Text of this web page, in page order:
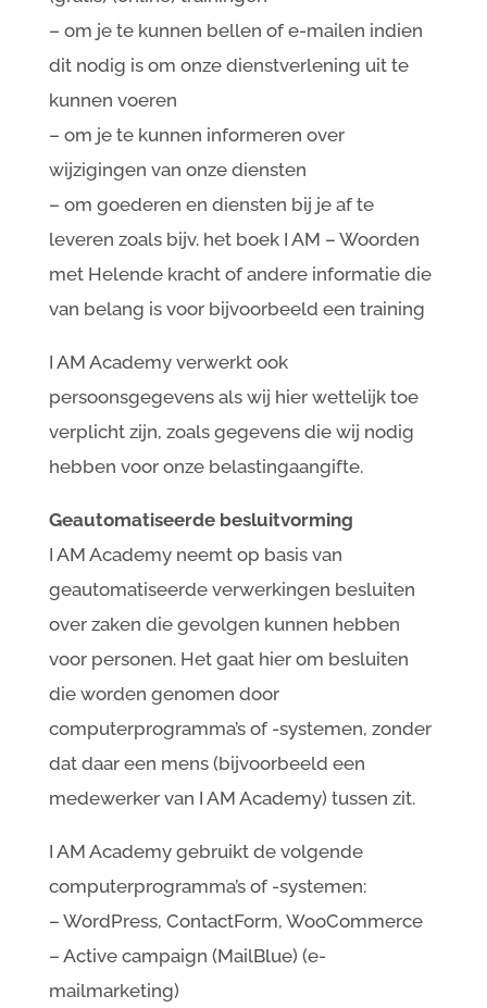
– om je te kunnen bellen of e-mailen indien
dit nodig is om onze dienstverlening uit te
kunnen voeren
– om je te kunnen informeren over
wijzigingen van onze diensten
– om goederen en diensten bij je af te
leveren zoals bijv. het boek I AM – Woorden
met Helende kracht of andere informatie die
van belang is voor bijvoorbeeld een training
I AM Academy verwerkt ook
persoonsgegevens als wij hier wettelijk toe
verplicht zijn, zoals gegevens die wij nodig
hebben voor onze belastingaangifte.
Geautomatiseerde besluitvorming
I AM Academy neemt op basis van
geautomatiseerde verwerkingen besluiten
over zaken die gevolgen kunnen hebben
voor personen. Het gaat hier om besluiten
die worden genomen door
computerprogramma’s of -systemen, zonder
dat daar een mens (bijvoorbeeld een
medewerker van I AM Academy) tussen zit.
I AM Academy gebruikt de volgende
computerprogramma’s of -systemen:
– WordPress, ContactForm, WooCommerce
– Active campaign (MailBlue) (e-
mailmarketing)